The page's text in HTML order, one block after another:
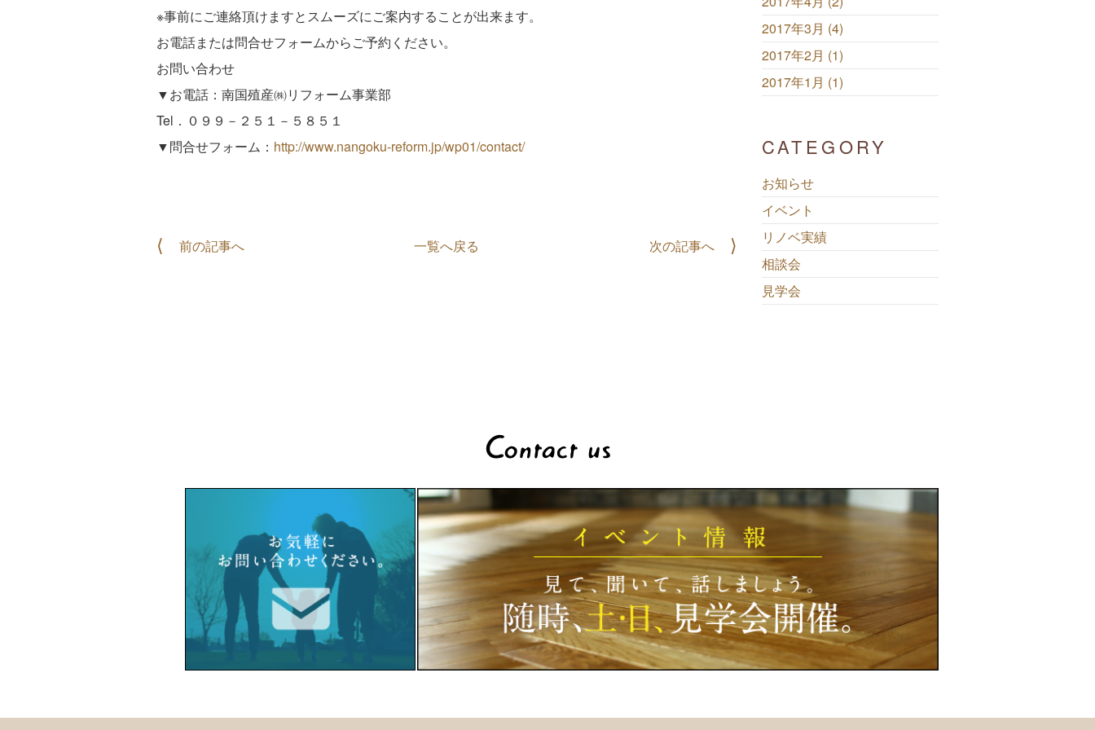
※事前にご連絡頂けますとスムーズにご案内することが出来ます。
お電話または問合せフォームからご予約ください。
お問い合わせ
▼お電話：南国殖産㈱リフォーム事業部
Tel．０９９－２５１－５８５１
▼問合せフォーム： http://www.nangoku-reform.jp/wp01/contact/
前の記事へ 一覧へ戻る 次の記事へ
2017年3月 (4)
2017年2月 (1)
2017年1月 (1)
CATEGORY
お知らせ
イベント
リノベ実績
相談会
見学会